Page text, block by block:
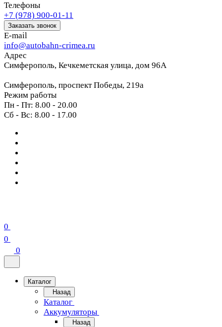
Телефоны
+7 (978) 900-01-11
Заказать звонок
E-mail
info@autobahn-crimea.ru
Адрес
Симферополь, Кечкеметская улица, дом 96А
Симферополь, проспект Победы, 219а
Режим работы
Пн - Пт: 8.00 - 20.00
Сб - Вс: 8.00 - 17.00
0
0
0
Каталог
Назад
Каталог
Аккумуляторы
Назад